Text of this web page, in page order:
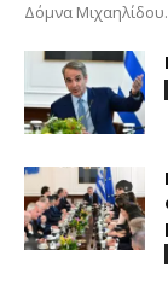
Δόμνα